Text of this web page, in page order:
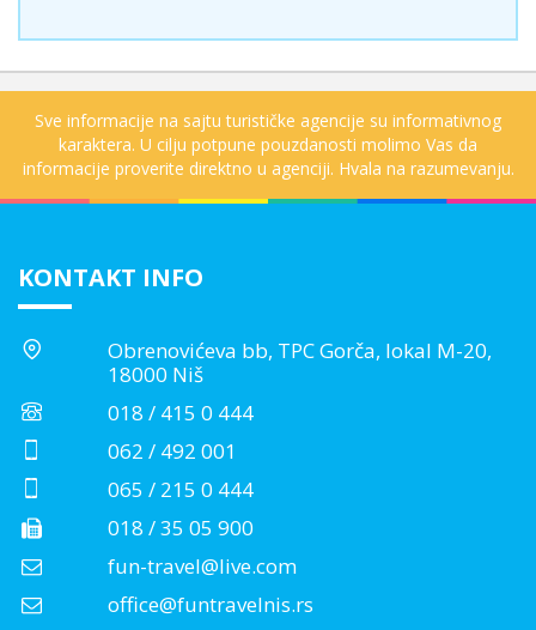
Sve informacije na sajtu turističke agencije su informativnog
karaktera. U cilju potpune pouzdanosti molimo Vas da
informacije proverite direktno u agenciji. Hvala na razumevanju.
KONTAKT INFO
Obrenovićeva bb, TPC Gorča, lokal M-20,
18000 Niš
018 / 415 0 444
062 / 492 001
065 / 215 0 444
018 / 35 05 900
fun-travel@live.com
office@funtravelnis.rs